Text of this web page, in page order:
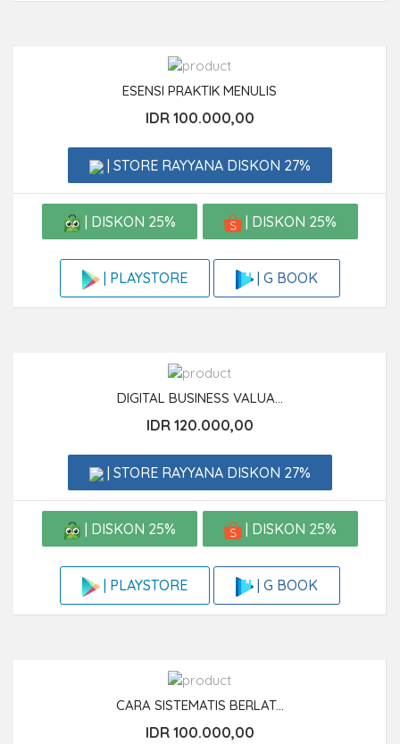
ESENSI PRAKTIK MENULIS
IDR 100.000,00
| STORE RAYYANA DISKON 27%
| DISKON 25% | DISKON 25%
| PLAYSTORE | G BOOK
DIGITAL BUSINESS VALUA...
IDR 120.000,00
| STORE RAYYANA DISKON 27%
| DISKON 25% | DISKON 25%
| PLAYSTORE | G BOOK
CARA SISTEMATIS BERLAT...
IDR 100.000,00